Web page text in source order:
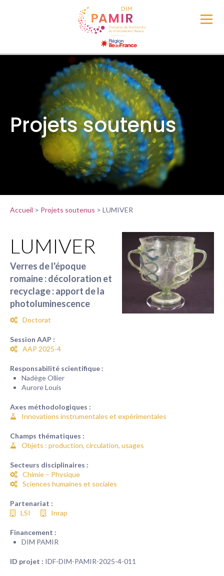
Projets soutenus
Accueil > Projets soutenus > LUMIVER
LUMIVER
Verres de l'époque
romaine : décoloration et
recyclage : apport de la
photoluminescence
Doctorat
Session AAP :
AAP 2025-4
Responsabilité scientifique :
Nadège Ollier
Aurore Louis
Axes méthodologiques :
Innovations instrumentales et expérimentales
Champs thématiques :
Objets : production, circulation, usages
Secteurs disciplinaires :
Chimie – Physique
Sciences humaines et sociales
Partenariat :
LSI
Inrap
Financement :
DIM PAMIR
ID projet : IDF-DIM-PAMIR-2025-4-011